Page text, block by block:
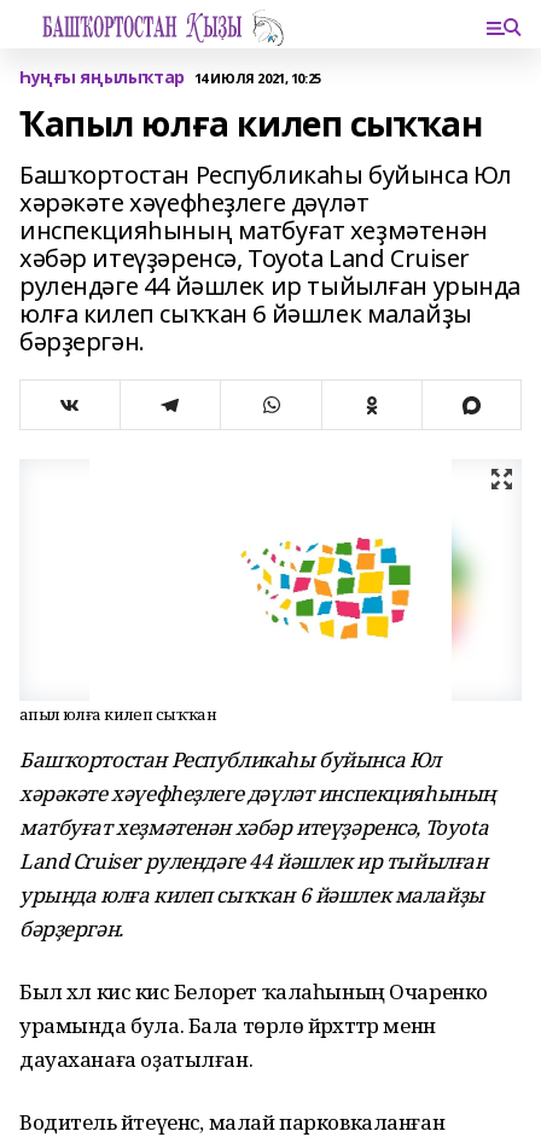
Һуңғы яңылыҡтар 14 ИЮЛЯ 2021, 10:25
Ҡапыл юлға килеп сыҡҡан
Башҡортостан Республикаһы буйынса Юл
хәрәкәте хәүефһеҙлеге дәүләт
инспекцияһының матбуғат хеҙмәтенән
хәбәр итеүҙәренсә, Toyota Land Cruiser
рулендәге 44 йәшлек ир тыйылған урында
юлға килеп сыҡҡан 6 йәшлек малайҙы
бәрҙергән.
Ҡапыл юлға килеп сыҡҡан
Башҡортостан Республикаһы буйынса Юл
хәрәкәте хәүефһеҙлеге дәүләт инспекцияһының
матбуғат хеҙмәтенән хәбәр итеүҙәренсә, Toyota
Land Cruiser рулендәге 44 йәшлек ир тыйылған
урында юлға килеп сыҡҡан 6 йәшлек малайҙы
бәрҙергән.
Был хәл кисә кис Белорет ҡалаһының Очаренко
урамында була. Бала төрлө йәрәхәттәр менән
дауаханаға оҙатылған.
Водитель әйтеүенсә, малай парковкаланған